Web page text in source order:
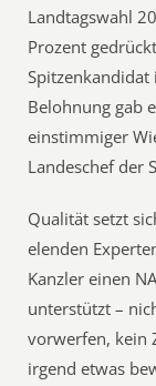
Landtagswahl
Prozent
Belohnung gab
einstimmiger
Landeschef der
Qualität setzt
elenden
Kanzler einen
unterstützt –
vorwerfen, kein
irgend etwas